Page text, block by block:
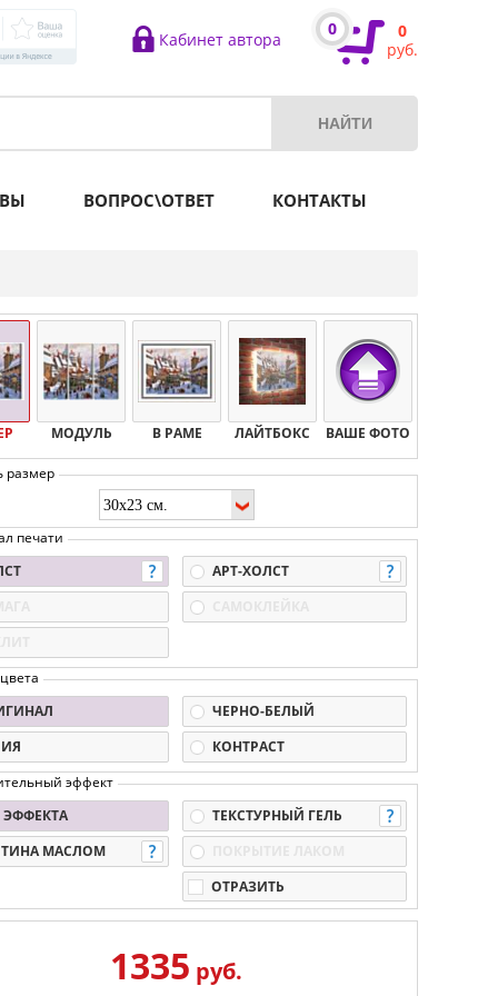
Кабинет автора
0
0
руб.
ВОПРОС\ОТВЕТ КОНТАКТЫ
МОДУЛЬ В РАМЕ ЛАЙТБОКС ВАШЕ ФОТО
размер
печати
АРТ-ХОЛСТ
ЧЕРНО-БЕЛЫЙ
КОНТРАСТ
эффект
ЭФФЕКТА
ТЕКСТУРНЫЙ ГЕЛЬ
МАСЛОМ
ОТРАЗИТЬ
1335 руб.